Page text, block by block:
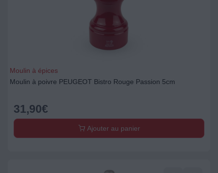
Moulin à épices
Moulin à poivre PEUGEOT Bistro Rouge Passion 5cm
31,90€
Ajouter au panier